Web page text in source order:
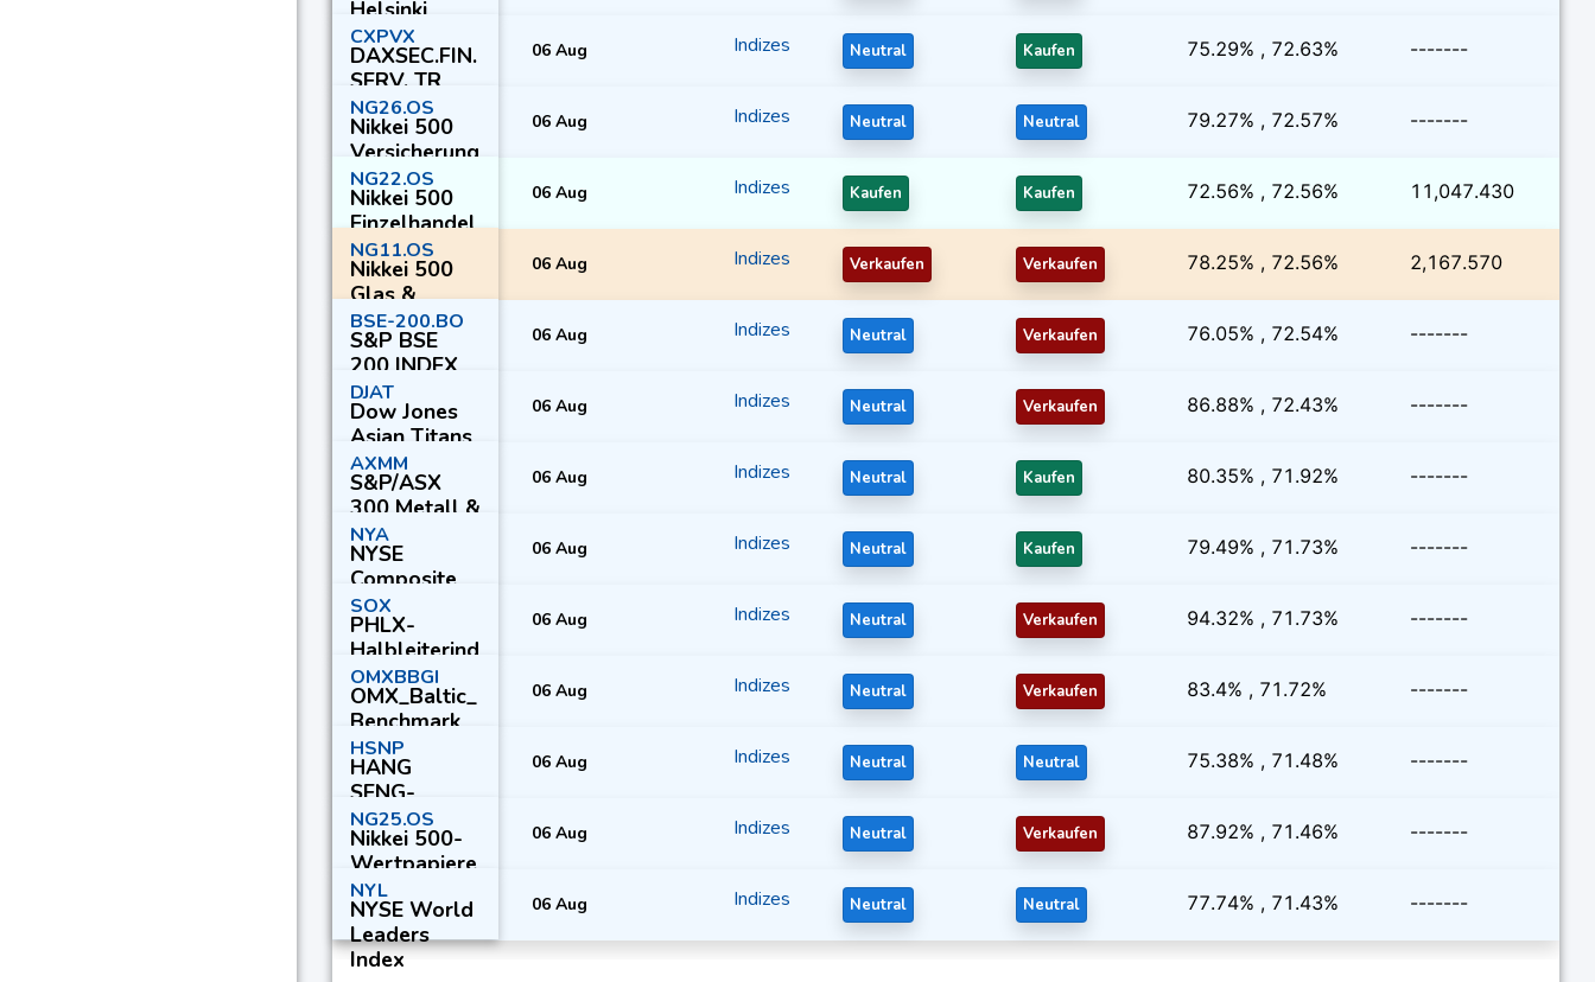
Helsinki
Benchmarkin
dex
CXPVX
DAXSEC.FIN.
SERV. TR
06 Aug Indizes Neutral Kaufen 75.29% , 72.63% -------
NG26.OS
Nikkei 500
Versicherung
06 Aug Indizes Neutral Neutral 79.27% , 72.57% -------
NG22.OS
Nikkei 500
Einzelhandel
06 Aug Indizes Kaufen Kaufen 72.56% , 72.56% 11,047.430
NG11.OS
Nikkei 500
Glas &
Keramik
06 Aug Indizes Verkaufen Verkaufen 78.25% , 72.56% 2,167.570
BSE-200.BO
S&P BSE
200 INDEX
06 Aug Indizes Neutral Verkaufen 76.05% , 72.54% -------
DJAT
Dow Jones
Asian Titans
Index
06 Aug Indizes Neutral Verkaufen 86.88% , 72.43% -------
AXMM
S&P/ASX
300 Metall &
Bergbau
06 Aug Indizes Neutral Kaufen 80.35% , 71.92% -------
NYA
NYSE
Composite
Index
06 Aug Indizes Neutral Kaufen 79.49% , 71.73% -------
SOX
PHLX-
Halbleiterind
ex
06 Aug Indizes Neutral Verkaufen 94.32% , 71.73% -------
OMXBBGI
OMX_Baltic_
Benchmark_
GI
06 Aug Indizes Neutral Verkaufen 83.4% , 71.72% -------
HSNP
HANG
SENG-
EIGENSCHAF
TENINDEX
06 Aug Indizes Neutral Neutral 75.38% , 71.48% -------
NG25.OS
Nikkei 500-
Wertpapiere
06 Aug Indizes Neutral Verkaufen 87.92% , 71.46% -------
NYL
NYSE World
Leaders
Index
06 Aug Indizes Neutral Neutral 77.74% , 71.43% -------